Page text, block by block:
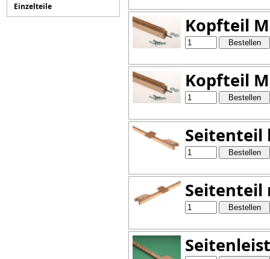
Einzelteile
Kopfteil
Kopfteil
Seitenteil
Seitenteil